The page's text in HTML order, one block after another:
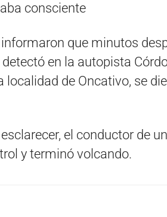
consciente
que minutos
en la autopista
de Oncativo, se
el conductor de
y terminó volcando.